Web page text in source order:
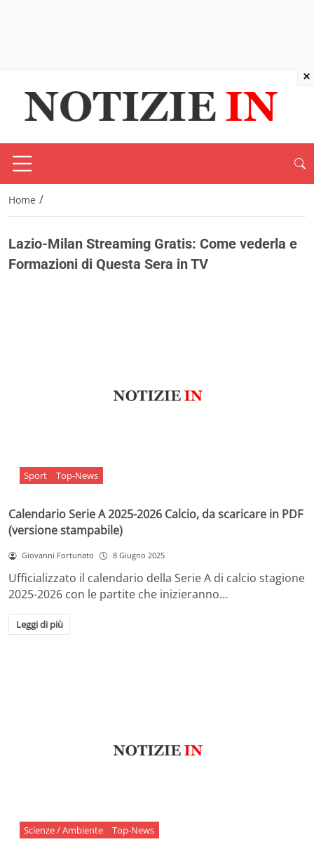
Home /
Lazio-Milan Streaming Gratis: Come vederla e
Formazioni di Questa Sera in TV
Sport Top-News
Calendario Serie A 2025-2026 Calcio, da scaricare in PDF
(versione stampabile)
Giovanni Fortunato 8 Giugno 2025
Ufficializzato il calendario della Serie A di calcio stagione
2025-2026 con le partite che inizieranno…
Leggi di più
Scienze / Ambiente Top-News
×